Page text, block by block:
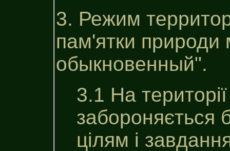
3. Режим
пам'ятки природи
обыкновенный".
3.1 На
забороняється
цілям i